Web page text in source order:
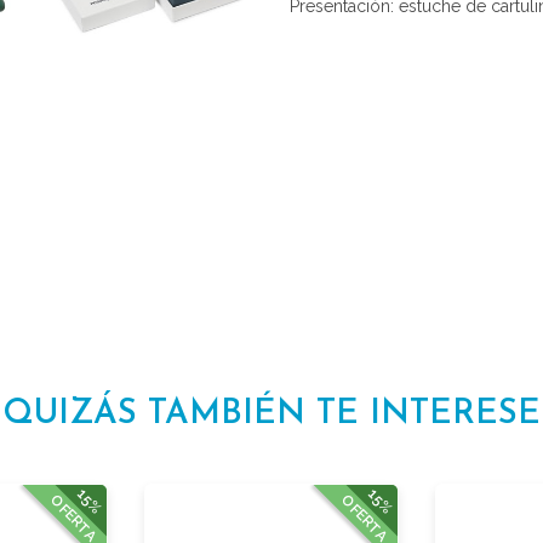
Presentación: estuche de
QUIZÁS TAMBIÉN TE INTERESE
15%
OFERTA 15%
OFERTA